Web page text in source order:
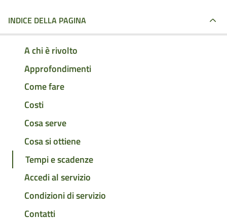
INDICE DELLA PAGINA
A chi è rivolto
Approfondimenti
Come fare
Costi
Cosa serve
Cosa si ottiene
Tempi e scadenze
Accedi al servizio
Condizioni di servizio
Contatti